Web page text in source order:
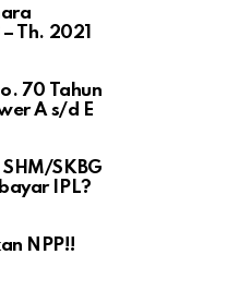
Th. 2021
70 Tahun
A s/d E
SKBG
IPL?
NPP!!